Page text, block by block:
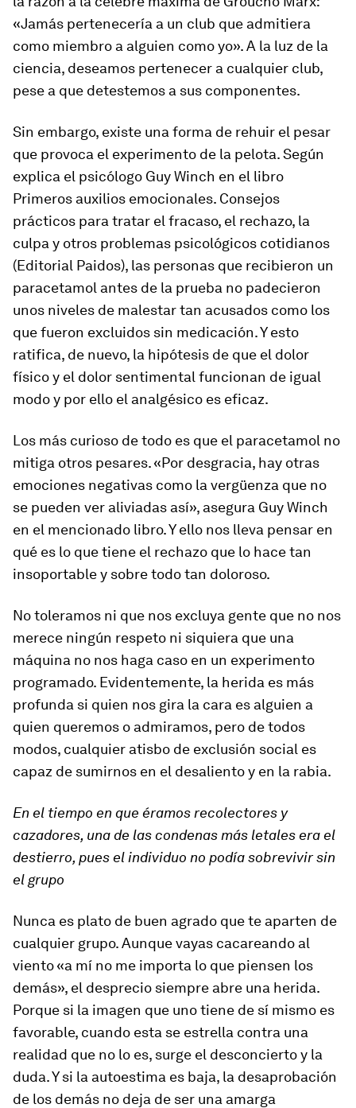
«Jamás pertenecería a un club que admitiera
como miembro a alguien como yo». A la luz de la
ciencia, deseamos pertenecer a cualquier club,
pese a que detestemos a sus componentes.
Sin embargo, existe una forma de rehuir el pesar
que provoca el experimento de la pelota. Según
explica el psicólogo Guy Winch en el libro
Primeros auxilios emocionales. Consejos
prácticos para tratar el fracaso, el rechazo, la
culpa y otros problemas psicológicos cotidianos
(Editorial Paidos), las personas que recibieron un
paracetamol antes de la prueba no padecieron
unos niveles de malestar tan acusados como los
que fueron excluidos sin medicación. Y esto
ratifica, de nuevo, la hipótesis de que el dolor
físico y el dolor sentimental funcionan de igual
modo y por ello el analgésico es eficaz.
Los más curioso de todo es que el paracetamol no
mitiga otros pesares. «Por desgracia, hay otras
emociones negativas como la vergüenza que no
se pueden ver aliviadas así», asegura Guy Winch
en el mencionado libro. Y ello nos lleva pensar en
qué es lo que tiene el rechazo que lo hace tan
insoportable y sobre todo tan doloroso.
No toleramos ni que nos excluya gente que no nos
merece ningún respeto ni siquiera que una
máquina no nos haga caso en un experimento
programado. Evidentemente, la herida es más
profunda si quien nos gira la cara es alguien a
quien queremos o admiramos, pero de todos
modos, cualquier atisbo de exclusión social es
capaz de sumirnos en el desaliento y en la rabia.
En el tiempo en que éramos recolectores y
cazadores, una de las condenas más letales era el
destierro, pues el individuo no podía sobrevivir sin
el grupo
Nunca es plato de buen agrado que te aparten de
cualquier grupo. Aunque vayas cacareando al
viento «a mí no me importa lo que piensen los
demás», el desprecio siempre abre una herida.
Porque si la imagen que uno tiene de sí mismo es
favorable, cuando esta se estrella contra una
realidad que no lo es, surge el desconcierto y la
duda. Y si la autoestima es baja, la desaprobación
de los demás no deja de ser una amarga